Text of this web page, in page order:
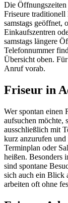
Die
Friseure traditionell
samstags geöffnet,
Einkaufszentren
samstags längere
Telefonnummer
Übersicht oben.
Anruf vorab.
Friseur in
Wer spontan einen
aufsuchen möchte,
ausschließlich mit
kurz anzurufen
Terminplan oder
heißen. Besonders
sind spontane
sich auch ein Blick
arbeiten oft ohne